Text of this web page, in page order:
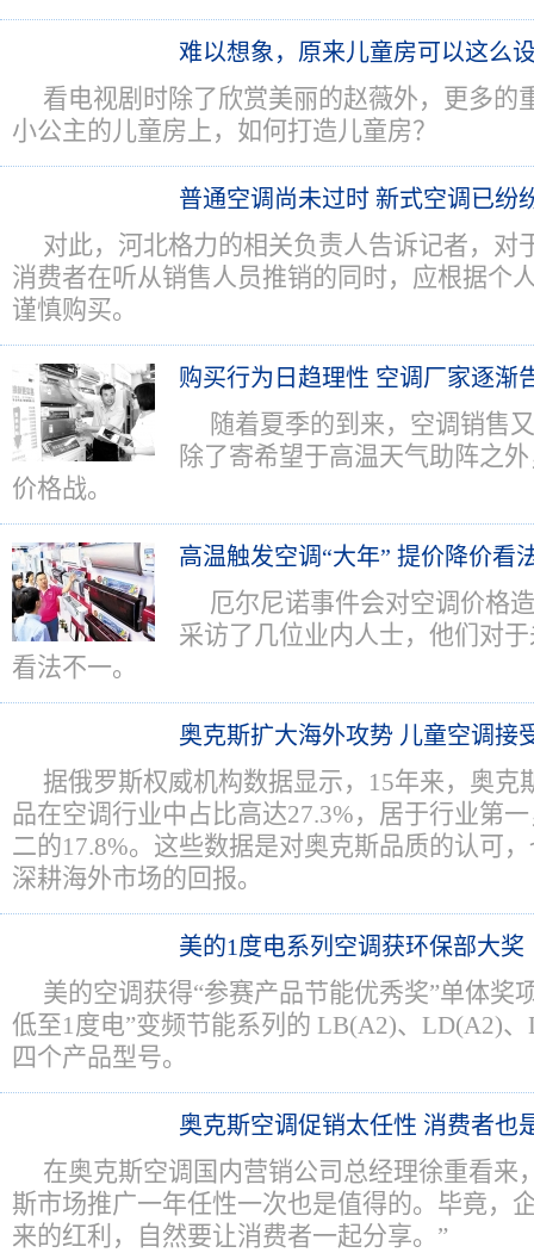
难以想象，原来儿童房可以这么
看电视剧时除了欣赏美丽的赵薇外，更多的
小公主的儿童房上，如何打造儿童房？
普通空调尚未过时 新式空调已纷
对此，河北格力的相关负责人告诉记者，对
消费者在听从销售人员推销的同时，应根据个
谨慎购买。
购买行为日趋理性 空调厂家逐渐
随着夏季的到来，空调销售
除了寄希望于高温天气助阵之
价格战。
高温触发空调“大年” 提价降价看
厄尔尼诺事件会对空调价格
采访了几位业内人士，他们对
看法不一。
奥克斯扩大海外攻势 儿童空调接
据俄罗斯权威机构数据显示，15年来，奥克
品在空调行业中占比高达27.3%，居于行业第
二的17.8%。这些数据是对奥克斯品质的认可
深耕海外市场的回报。
美的1度电系列空调获环保部大奖
美的空调获得“参赛产品节能优秀奖”单体奖
低至1度电”变频节能系列的 LB(A2)、LD(A2)
四个产品型号。
奥克斯空调促销太任性 消费者也
在奥克斯空调国内营销公司总经理徐重看来
斯市场推广一年任性一次也是值得的。毕竟，
来的红利，自然要让消费者一起分享。”